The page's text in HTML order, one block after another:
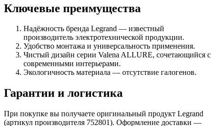
Ключевые преимущества
Надёжность бренда Legrand — известный
производитель электротехнической продукции.
Удобство монтажа и универсальность применения.
Чистый дизайн серии Valena ALLURE, сочетающийся с
современными интерьерами.
Экологичность материала — отсутствие галогенов.
Гарантии и логистика
При покупке вы получаете оригинальный продукт Legrand
(артикул производителя 752801). Оформление доставки —